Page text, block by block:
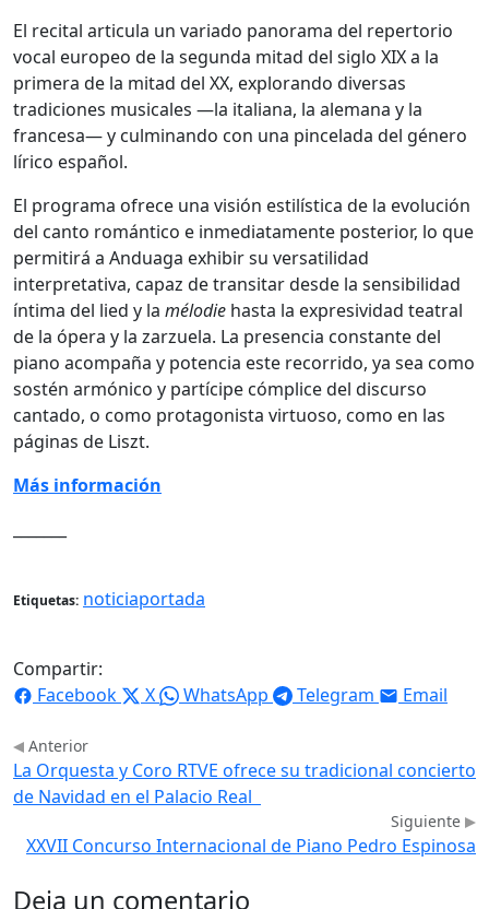
El recital articula un variado panorama del repertorio
vocal europeo de la segunda mitad del siglo XIX a la
primera de la mitad del XX, explorando diversas
tradiciones musicales —la italiana, la alemana y la
francesa— y culminando con una pincelada del género
lírico español.
El programa ofrece una visión estilística de la evolución
del canto romántico e inmediatamente posterior, lo que
permitirá a Anduaga exhibir su versatilidad
interpretativa, capaz de transitar desde la sensibilidad
íntima del lied y la mélodie hasta la expresividad teatral
de la ópera y la zarzuela. La presencia constante del
piano acompaña y potencia este recorrido, ya sea como
sostén armónico y partícipe cómplice del discurso
cantado, o como protagonista virtuoso, como en las
páginas de Liszt.
Más información
Etiquetas: noticiaportada
Compartir:
Facebook
X WhatsApp Telegram Email
Anterior
La Orquesta y Coro RTVE ofrece su tradicional concierto
de Navidad en el Palacio Real
Siguiente
XXVII Concurso Internacional de Piano Pedro Espinosa
Deja un comentario